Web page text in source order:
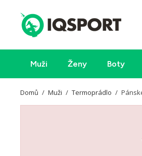
Muži Ženy Boty
Domů Muži Termoprádlo